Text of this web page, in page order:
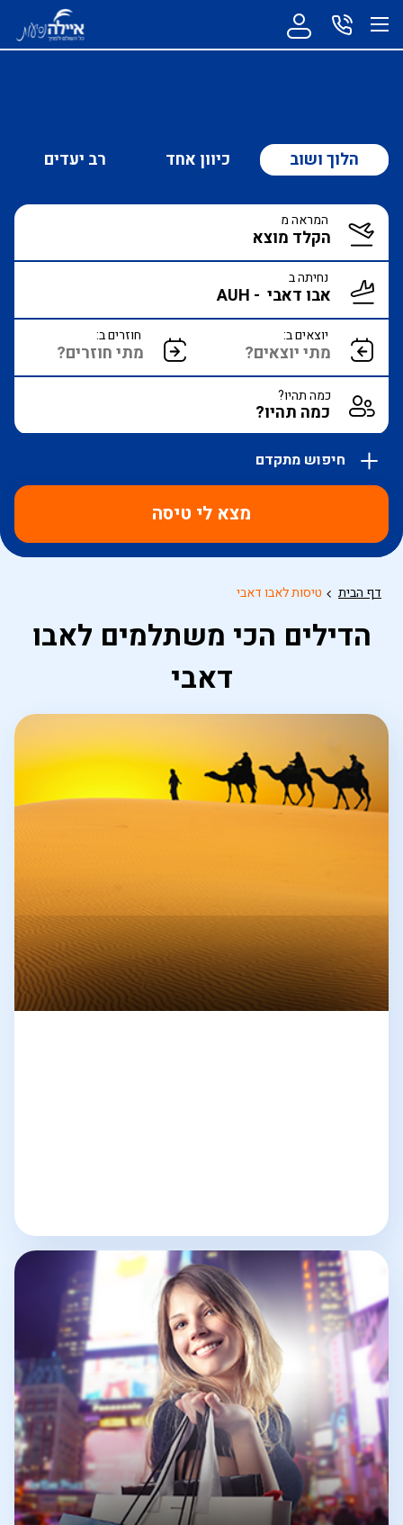
הלוך ושוב כיוון אחד רב יעדים
המראה מ
נחיתה ב
יוצאים ב: חוזרים ב:
כמה תהיו?
מצא לי טיסה
אפשרויות
מוצגות
הכפתור
דף הבית טיסות לאבו דאבי
הדילים הכי משתלמים לאבו
דאבי